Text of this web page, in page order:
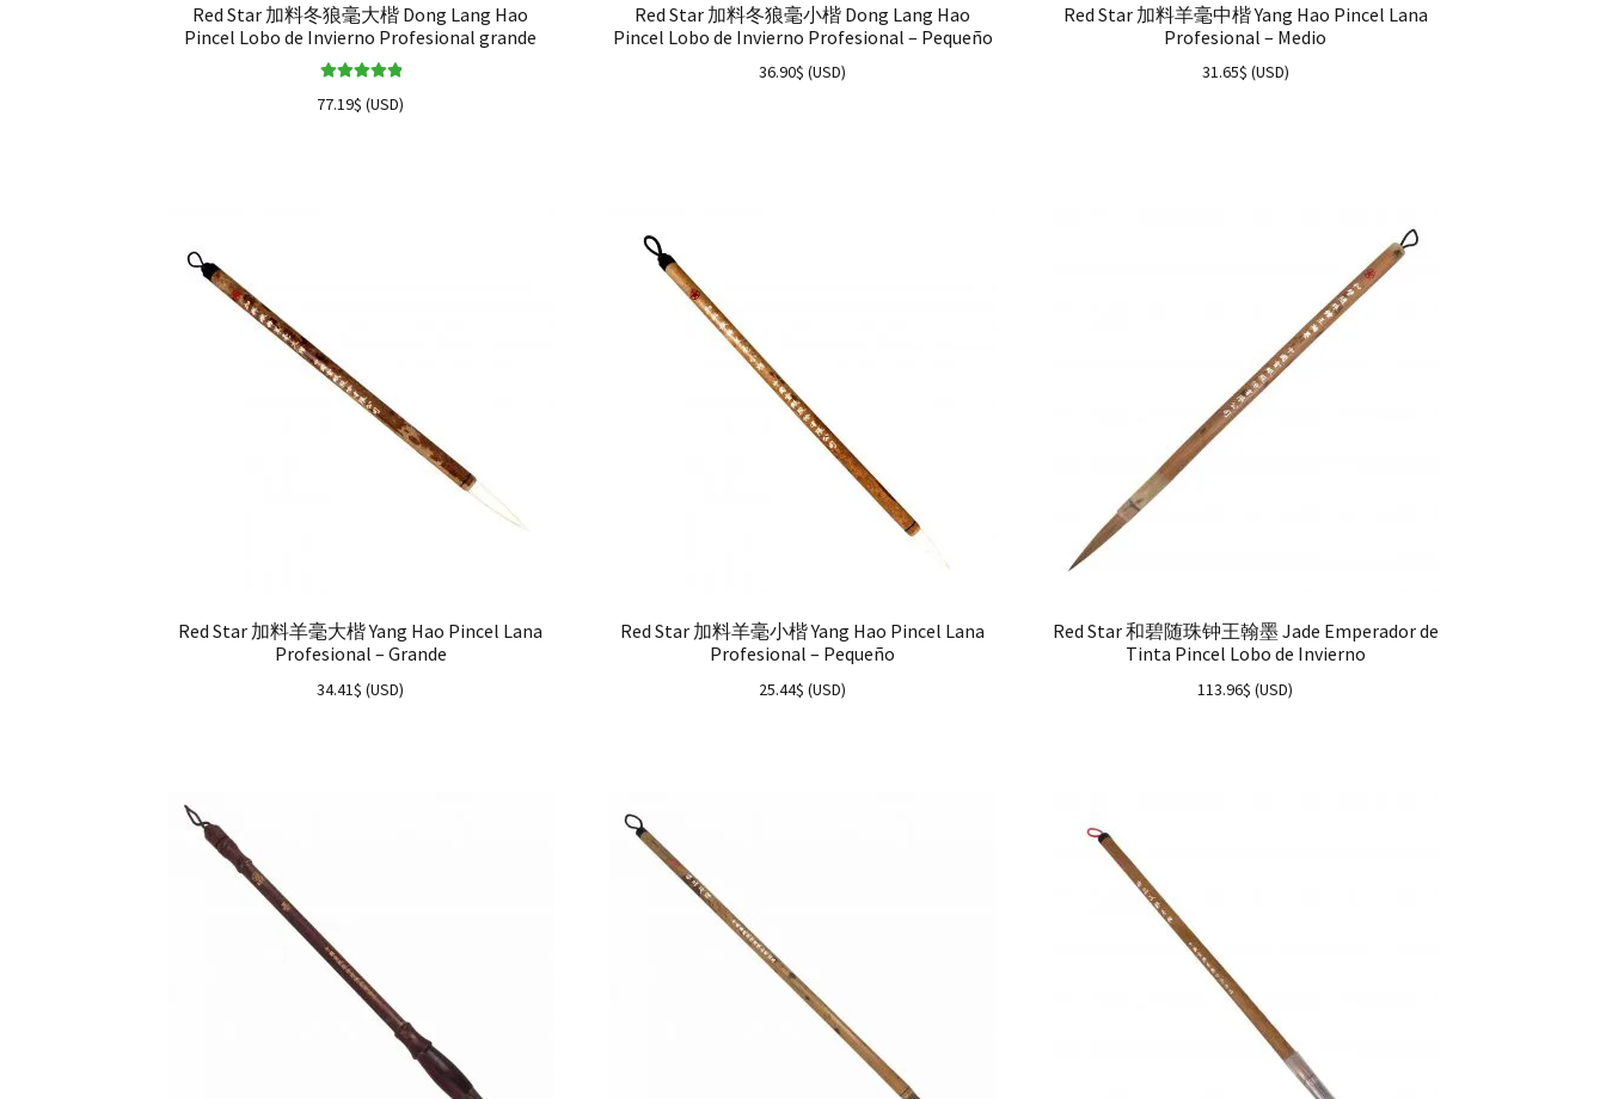
Red Star 加料冬狼毫大楷 Dong Lang Hao
Pincel Lobo de Invierno Profesional grande
5.00de 5
77.19$ (USD)
Red Star 加料冬狼毫小楷 Dong Lang Hao
Pincel Lobo de Invierno Profesional – Pequeño
36.90$ (USD)
Red Star 加料羊毫中楷 Yang Hao Pincel Lana
Profesional – Medio
31.65$ (USD)
Red Star 加料羊毫大楷 Yang Hao Pincel Lana
Profesional – Grande
34.41$ (USD)
Red Star 加料羊毫小楷 Yang Hao Pincel Lana
Profesional – Pequeño
25.44$ (USD)
Red Star 和碧随珠钟王翰墨 Jade Emperador de
Tinta Pincel Lobo de Invierno
113.96$ (USD)